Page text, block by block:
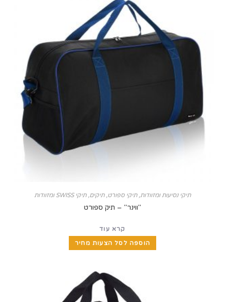
נסיעות ומזוודות,תיקי ספורט,תיקים, תיקי SWISS ומזוודות
"ווינר" – תיק ספורט
הוספה לסל הצעות מחיר